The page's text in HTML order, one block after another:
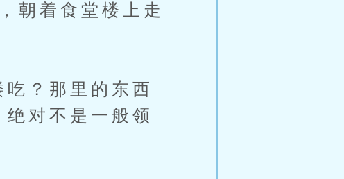
朝着食堂楼上走
？那里的东西
对不是一般领